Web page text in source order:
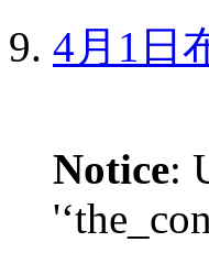
4月1日
Notice: